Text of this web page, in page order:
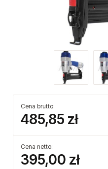
Cena brutto:
485,85 zł
Cena netto:
395,00 zł